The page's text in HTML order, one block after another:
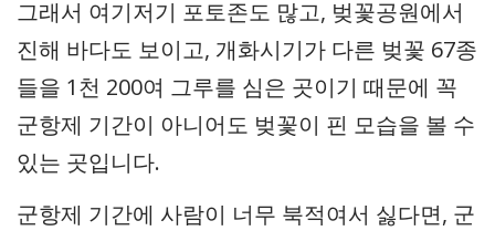
그래서 여기저기 포토존도 많고, 벚꽃공원에서
진해 바다도 보이고, 개화시기가 다른 벚꽃 67종
들을 1천 200여 그루를 심은 곳이기 때문에 꼭
군항제 기간이 아니어도 벚꽃이 핀 모습을 볼 수
있는 곳입니다.
군항제 기간에 사람이 너무 북적여서 싫다면, 군